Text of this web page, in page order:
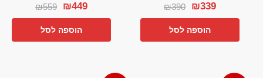
₪390 ₪339
הוספה לסל
₪559 ₪449
הוספה לסל